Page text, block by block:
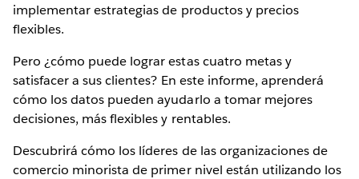
implementar estrategias de productos y precios
flexibles.
Pero ¿cómo puede lograr estas cuatro metas y
satisfacer a sus clientes? En este informe, aprenderá
cómo los datos pueden ayudarlo a tomar mejores
decisiones, más flexibles y rentables.
Descubrirá cómo los líderes de las organizaciones de
comercio minorista de primer nivel están utilizando los